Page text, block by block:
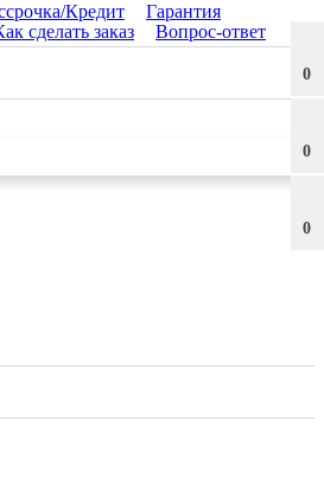
0
0
0
Кредит
Гарантия
сделать заказ Вопрос-ответ